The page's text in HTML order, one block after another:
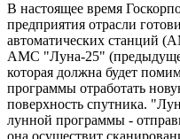
В настоящее время
предприятия отрасли
автоматических станций
АМС "Луна-25"
которая должна будет
программы отработать
поверхность спутника.
лунной программы -